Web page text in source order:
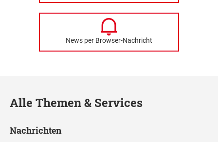
News per Browser-Nachricht
Alle Themen & Services
Nachrichten